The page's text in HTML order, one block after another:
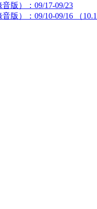
版）：09/17-09/23
版）：09/10-09/16 （